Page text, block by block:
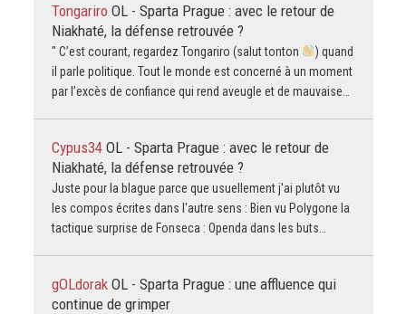
Tongariro OL - Sparta Prague : avec le retour de
Niakhaté, la défense retrouvée ?
" C’est courant, regardez Tongariro (salut tonton
) quand
il parle politique. Tout le monde est concerné à un moment
par l’excès de confiance qui rend aveugle et de mauvaise…
Cypus34 OL - Sparta Prague : avec le retour de
Niakhaté, la défense retrouvée ?
Juste pour la blague parce que usuellement j'ai plutôt vu
les compos écrites dans l'autre sens : Bien vu Polygone la
tactique surprise de Fonseca : Openda dans les buts…
gOLdorak OL - Sparta Prague : une affluence qui
continue de grimper